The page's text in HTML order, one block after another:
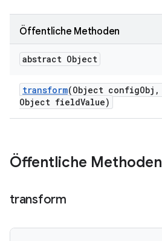
Öffentliche Methoden
abstract Object
transform(Object configObj ,
Object fieldValue)
Öffentliche Methoden
transform